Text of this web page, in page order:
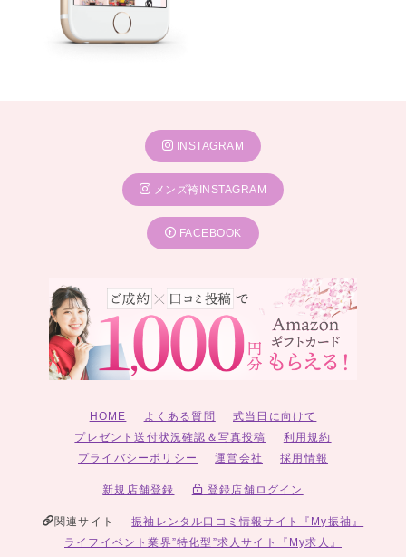
INSTAGRAM
メンズ袴INSTAGRAM
FACEBOOK
HOME よくある質問
式当日に向けて
プレゼント送付状況確認＆写真投稿
利用規約
プライバシーポリシー
運営会社 採用情報
新規店舗登録 登録店舗ログイン
関連サイト
振袖レンタル口コミ情報サイト『My振袖』
ライフイベント業界”特化型”求人サイト『My求人』